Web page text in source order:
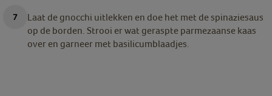
Laat de gnocchi uitlekken en doe het met de spinaziesaus
op de borden. Strooi er wat geraspte parmezaanse kaas
over en garneer met basilicumblaadjes.